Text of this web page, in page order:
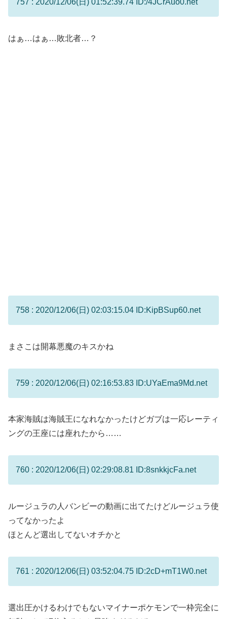
757 : 2020/12/06(日) 01:52:39.74 ID:/4JCrAuo0.net
はぁ…はぁ…敗北者…？
758 : 2020/12/06(日) 02:03:15.04 ID:KipBSup60.net
まさこは開幕悪魔のキスかね
759 : 2020/12/06(日) 02:16:53.83 ID:UYaEma9Md.net
本家海賊は海賊王になれなかったけどガブは一応レーティ
ングの王座には座れたから……
760 : 2020/12/06(日) 02:29:08.81 ID:8snkkjcFa.net
ルージュラの人バンビーの動画に出てたけどルージュラ使
ってなかったよ
ほとんど選出してないオチかと
761 : 2020/12/06(日) 03:52:04.75 ID:2cD+mT1W0.net
選出圧かけるわけでもないマイナーポケモンで一枠完全に